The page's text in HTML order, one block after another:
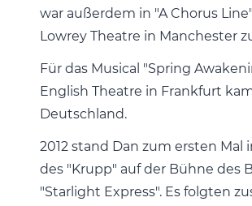
war außerdem in "A Chorus
Lowrey Theatre in Manchester
Für das Musical "Spring
English Theatre in Frankfurt
Deutschland.
2012 stand Dan zum ersten Mal
des "Krupp" auf der Bühne des
"Starlight Express". Es folgten